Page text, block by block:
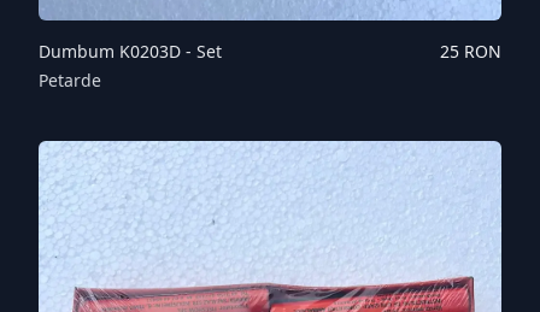
Dumbum K0203D - Set
Petarde
25 RON